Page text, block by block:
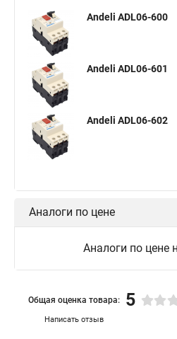
Andeli ADL06-600
Andeli ADL06-601
Andeli ADL06-602
Аналоги по цене
Аналоги по цене
Написать отзыв
Общая оценка товара: 5